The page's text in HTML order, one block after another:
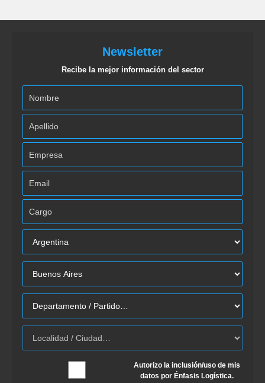
Newsletter
Recibe la mejor información del sector
Autorizo la inclusión/uso de mis
datos por Énfasis Logística.